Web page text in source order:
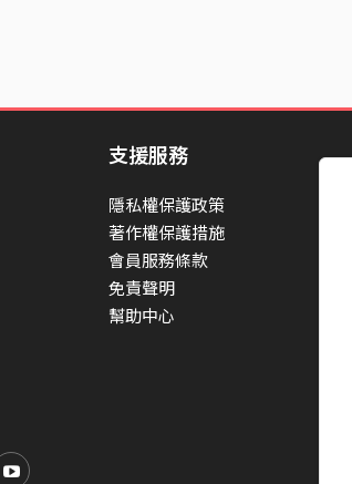
支援服務
隱私權保護政策
著作權保護措施
會員服務條款
免責聲明
幫助中心